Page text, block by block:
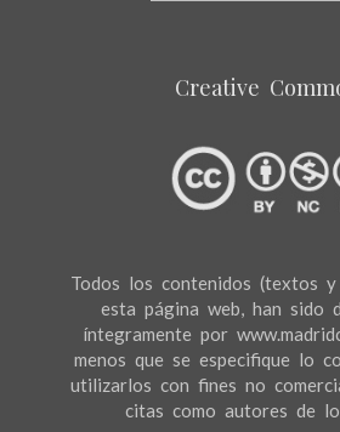
Creative
Todos los contenidos (textos
esta página web, han sido
íntegramente por
menos que se especifique lo
utilizarlos con fines no
citas como autores de